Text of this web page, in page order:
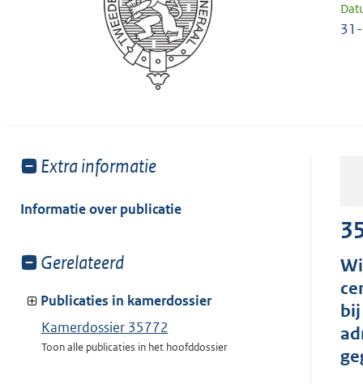
Toon
van:
Extra informatie
Informatie over publicatie
Toon
van:
Gerelateerd
Publicaties in kamerdossier
Kamerdossier 35772
Toon alle publicaties in het hoofddossier